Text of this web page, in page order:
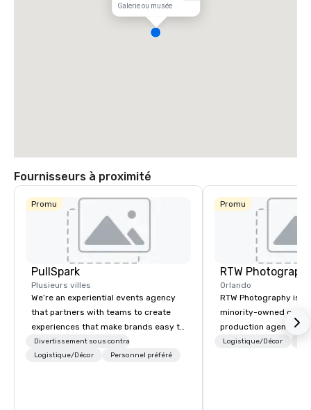
Galerie ou musée
Fournisseurs à proximité
Promu
PullSpark
Plusieurs villes
We’re an experiential events agency
that partners with teams to create
experiences that make brands easy to
love and hard to forget. Most
companies already know what makes
Divertissement sous contrat
Logistique/Décor
Personnel préféré
Promu
RTW
Orlando
RTW Photography is
minority-owned
production agency
Orlando, with teams
Logistique/Décor